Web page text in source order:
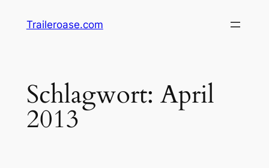
InhaltTraileroase.com
Schlagwort: April
2013